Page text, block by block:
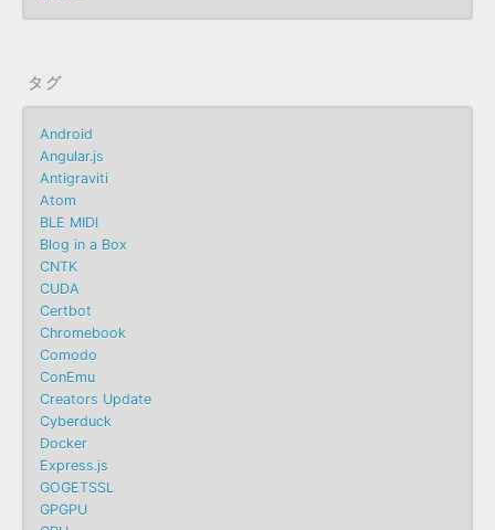
タグ
Android
Angular.js
Antigraviti
Atom
BLE MIDI
Blog in a Box
CNTK
CUDA
Certbot
Chromebook
Comodo
ConEmu
Creators Update
Cyberduck
Docker
Express.js
GOGETSSL
GPGPU